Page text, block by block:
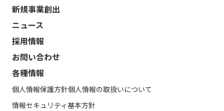
新規事業創出
ニュース
採用情報
お問い合わせ
各種情報
個人情報保護方針個人情報の取扱いについて
情報セキュリティ基本方針